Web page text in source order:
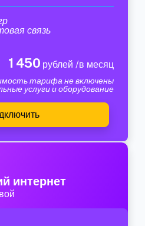
связь
1 450 рублей /в месяц
тарифа не включены
услуги и оборудование
интернет